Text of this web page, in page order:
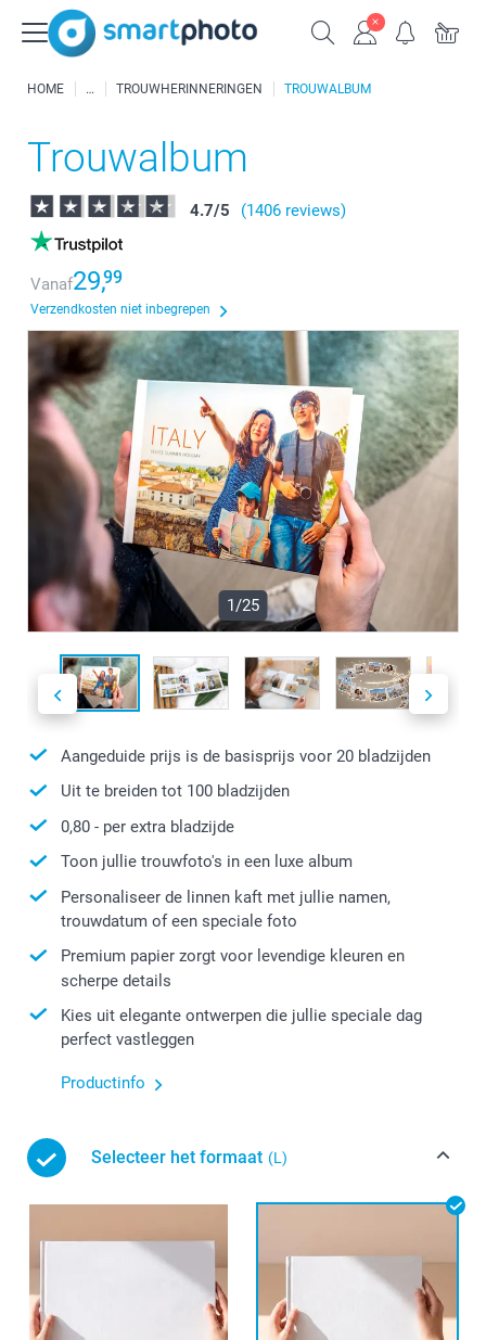
HOME TROUWHERINNERINGEN TROUWALBUM
Trouwalbum
4.7/5 (1406 reviews)
Vanaf29,99
Verzendkosten niet inbegrepen
1/25
Aangeduide prijs is de basisprijs voor 20 bladzijden
Uit te breiden tot 100 bladzijden
0,80 - per extra bladzijde
Toon jullie trouwfoto's in een luxe album
Personaliseer de linnen kaft met jullie namen,
trouwdatum of een speciale foto
Premium papier zorgt voor levendige kleuren en
scherpe details
Kies uit elegante ontwerpen die jullie speciale dag
perfect vastleggen
Productinfo
Selecteer het formaat (L)